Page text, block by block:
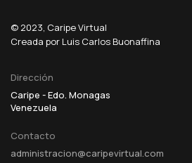
© 2023, Caripe Virtual
Creada por Luis Carlos Buonaffina
Dirección
Caripe - Edo. Monagas
Venezuela
Contacto
administracion@caripevirtual.com